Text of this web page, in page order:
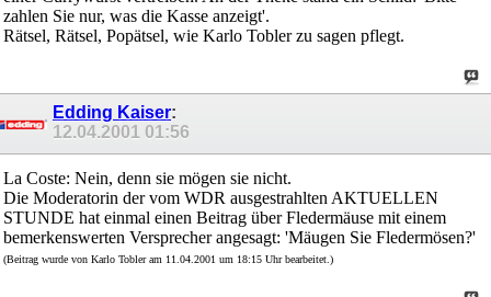
zahlen Sie nur, was die Kasse anzeigt'.
Rätsel, Rätsel, Popätsel, wie Karlo Tobler zu sagen pflegt.
Edding Kaiser:
12.04.2001 01:56
La Coste: Nein, denn sie mögen sie nicht.
Die Moderatorin der vom WDR ausgestrahlten AKTUELLEN
STUNDE hat einmal einen Beitrag über Fledermäuse mit einem
bemerkenswerten Versprecher angesagt: 'Mäugen Sie Fledermösen?'
(Beitrag wurde von Karlo Tobler am 11.04.2001 um 18:15 Uhr bearbeitet.)